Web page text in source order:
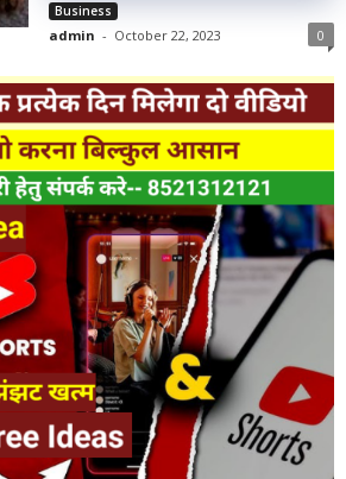
Business
admin - October 22, 2023 0